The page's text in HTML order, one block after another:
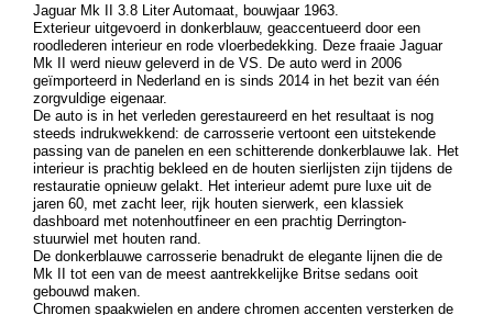
Jaguar Mk II 3.8 Liter Automaat, bouwjaar 1963.
Exterieur uitgevoerd in donkerblauw, geaccentueerd door een
roodlederen interieur en rode vloerbedekking. Deze fraaie Jaguar
Mk II werd nieuw geleverd in de VS. De auto werd in 2006
geïmporteerd in Nederland en is sinds 2014 in het bezit van één
zorgvuldige eigenaar.
De auto is in het verleden gerestaureerd en het resultaat is nog
steeds indrukwekkend: de carrosserie vertoont een uitstekende
passing van de panelen en een schitterende donkerblauwe lak. Het
interieur is prachtig bekleed en de houten sierlijsten zijn tijdens de
restauratie opnieuw gelakt. Het interieur ademt pure luxe uit de
jaren 60, met zacht leer, rijk houten sierwerk, een klassiek
dashboard met notenhoutfineer en een prachtig Derrington-
stuurwiel met houten rand.
De donkerblauwe carrosserie benadrukt de elegante lijnen die de
Mk II tot een van de meest aantrekkelijke Britse sedans ooit
gebouwd maken.
Chromen spaakwielen en andere chromen accenten versterken de